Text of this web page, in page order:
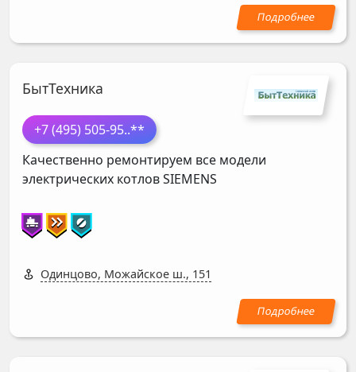
БытТехника
+7 (495) 505-95..**
Качественно ремонтируем все модели
электрических котловSIEMENS
Одинцово, Можайское ш., 151